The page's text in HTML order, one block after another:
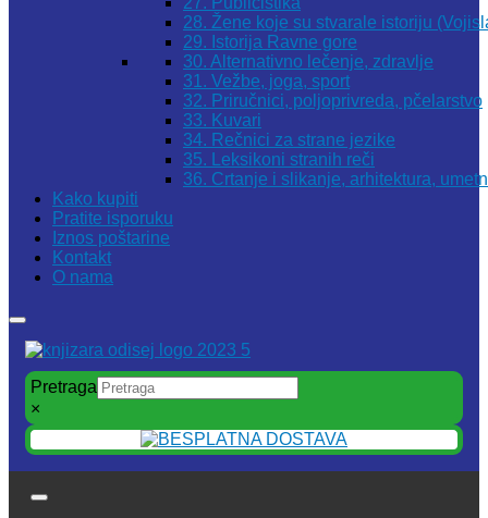
28. Žene koje su stvarale istoriju
29. Istorija Ravne gore
30. Alternativno lečenje, zdravlje
31. Vežbe, joga, sport
32. Priručnici, poljoprivreda, pčelarstvo
33. Kuvari
34. Rečnici za strane jezike
35. Leksikoni stranih reči
36. Crtanje i slikanje, arhitektura,
Kako kupiti
Pratite isporuku
Iznos poštarine
Kontakt
O nama
Pretraga
×